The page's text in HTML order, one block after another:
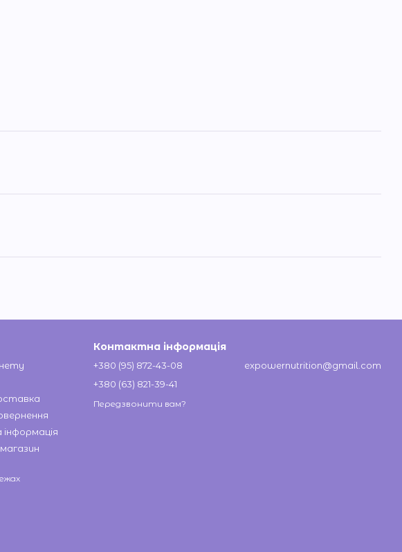
Контактна інформація
+380 (95) 872-43-08
+380 (63) 821-39-41
Передзвонити вам?
expowernutrition@gmail.com